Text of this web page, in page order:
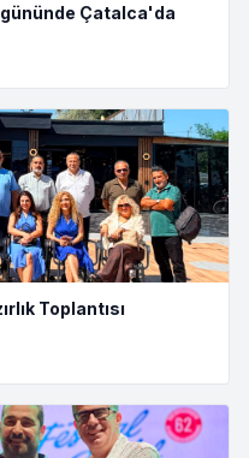
Çatalca'da
Toplantısı